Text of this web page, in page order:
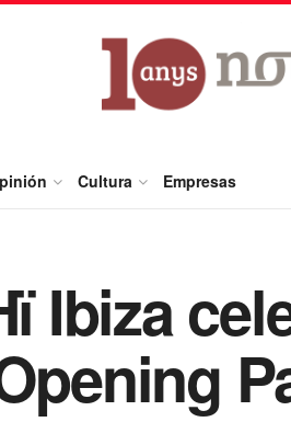
Cultura Empresas
Ibiza